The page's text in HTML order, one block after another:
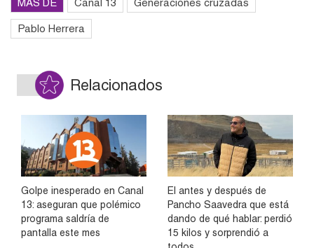
Pablo Herrera
Relacionados
Golpe inesperado en Canal
13: aseguran que polémico
programa saldría de
pantalla este mes
El antes y después de
Pancho Saavedra que está
dando de qué hablar: perdió
15 kilos y sorprendió a